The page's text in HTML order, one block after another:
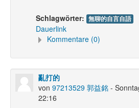
Schlagwörter: 無聊的自言自語
Dauerlink
Kommentare (0)
亂打的
von 97213529 郭益銘 -
22:16